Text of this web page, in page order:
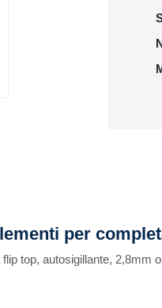
per
top, autosigillante, 2,8mm